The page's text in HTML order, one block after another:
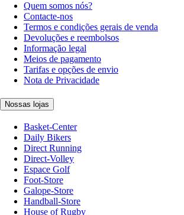
Quem somos nós?
Contacte-nos
Termos e condições gerais de venda
Devoluções e reembolsos
Informação legal
Meios de pagamento
Tarifas e opções de envio
Nota de Privacidade
Nossas lojas
Basket-Center
Daily Bikers
Direct Running
Direct-Volley
Espace Golf
Foot-Store
Galope-Store
Handball-Store
House of Rugby